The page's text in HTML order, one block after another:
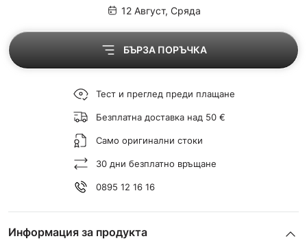
12 Август, Сряда
БЪРЗА ПОРЪЧКА
Тест и преглед преди плащане
Безплатна доставка над 50 €
Само оригинални стоки
30 дни безплатно връщане
0895 12 16 16
Информация за продукта